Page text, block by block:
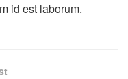
id est laborum.